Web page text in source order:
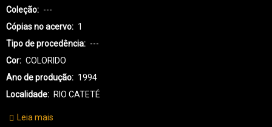
Coleção
---
Cópias no acervo
1
Tipo de procedência
---
Cor
COLORIDO
Ano de produção
1994
Localidade
RIO CATETÉ
Leia mais